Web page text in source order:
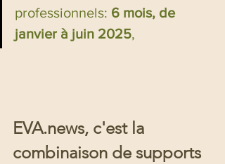
professionnels: 6 mois, de
janvier à juin 2025,
EVA.news, c'est la
combinaison de supports